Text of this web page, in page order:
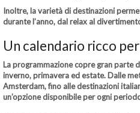
Inoltre, la varietà di destinazioni
durante l’anno, dal relax al
Un calendario ricco
La programmazione copre gran parte
inverno, primavera ed estate. Dalle
Amsterdam, fino alle destinazioni
un’opzione disponibile per ogni